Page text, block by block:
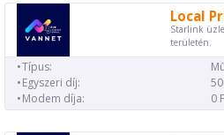
Local
Starlink
területén.
Típus:
Egyszeri díj:
Modem díja:
0